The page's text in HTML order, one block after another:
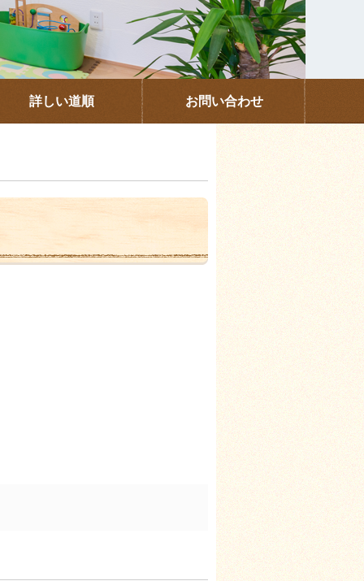
詳しい道順 お問い合わせ